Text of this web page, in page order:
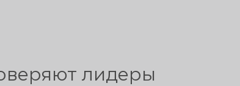
лидеры